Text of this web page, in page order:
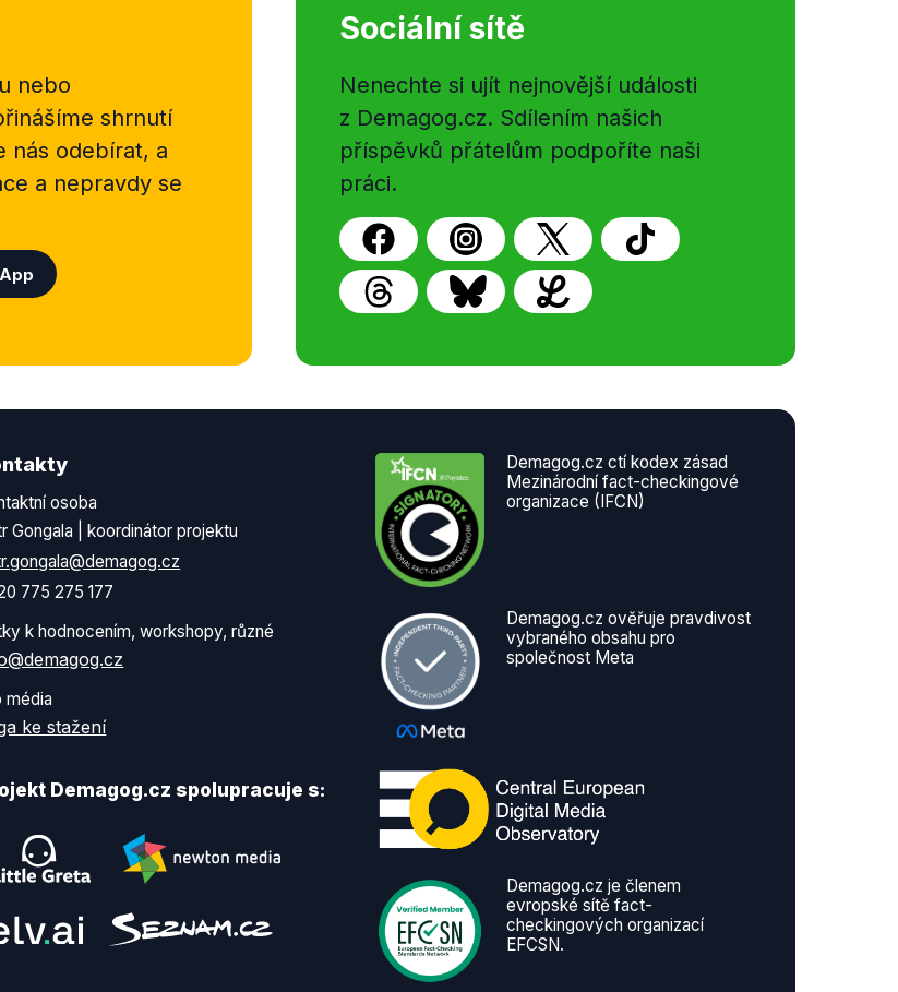
nebo
shrnutí
nás odebírat, a
a nepravdy se
Sociální sítě
Nenechte si ujít nejnovější události
z Demagog.cz. Sdílením našich
příspěvků přátelům podpoříte naši
práci.
osoba
Gongala | koordinátor projektu
775 275 177
k hodnocením, workshopy, různé
média
ke stažení
Demagog.cz spolupracuje s:
Demagog.cz ctí kodex zásad
Mezinárodní fact-checkingové
organizace (IFCN)
Demagog.cz ověřuje pravdivost
vybraného obsahu pro
společnost Meta
Demagog.cz je členem
evropské sítě fact-
checkingových organizací
EFCSN.